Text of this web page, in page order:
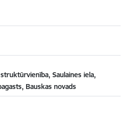
Saulaines iela,
Bauskas novads